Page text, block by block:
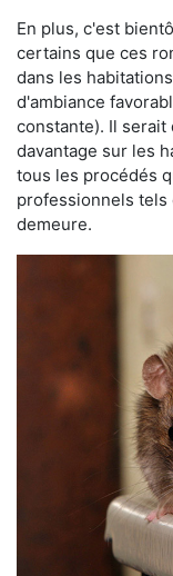
En plus, c'est
certains que ces
dans les
d'ambiance
constante). Il
davantage sur les
tous les procédés
professionnels
demeure.